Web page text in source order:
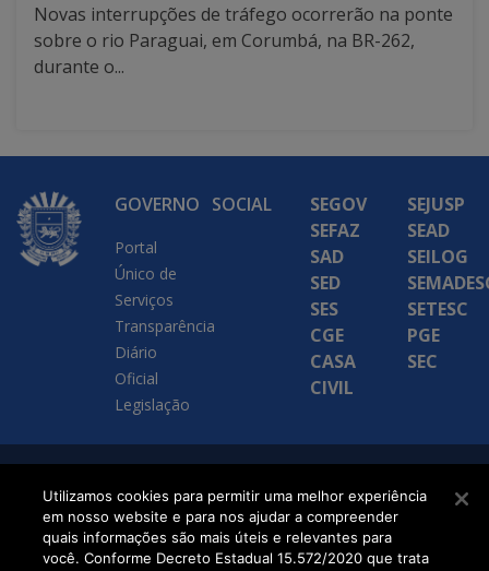
Novas interrupções de tráfego ocorrerão na ponte
sobre o rio Paraguai, em Corumbá, na BR-262,
durante o...
GOVERNO
Portal
Único de
Serviços
Transparência
Diário
Oficial
Legislação
SOCIAL
SEGOV
SEFAZ
SAD
SED
SES
CGE
CASA
CIVIL
SEJUSP
SEAD
SEILOG
SETESC
PGE
SEC
SETDIG | Secretaria-
Executiva de
Transformação Digital
Utilizamos cookies para permitir uma melhor experiência
em nosso website e para nos ajudar a compreender
quais informações são mais úteis e relevantes para
você. Conforme Decreto Estadual 15.572/2020 que trata